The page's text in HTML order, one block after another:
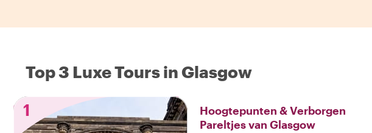
Top 3 Luxe Tours in Glasgow
1
Hoogtepunten & Verborgen
Pareltjes van Glasgow